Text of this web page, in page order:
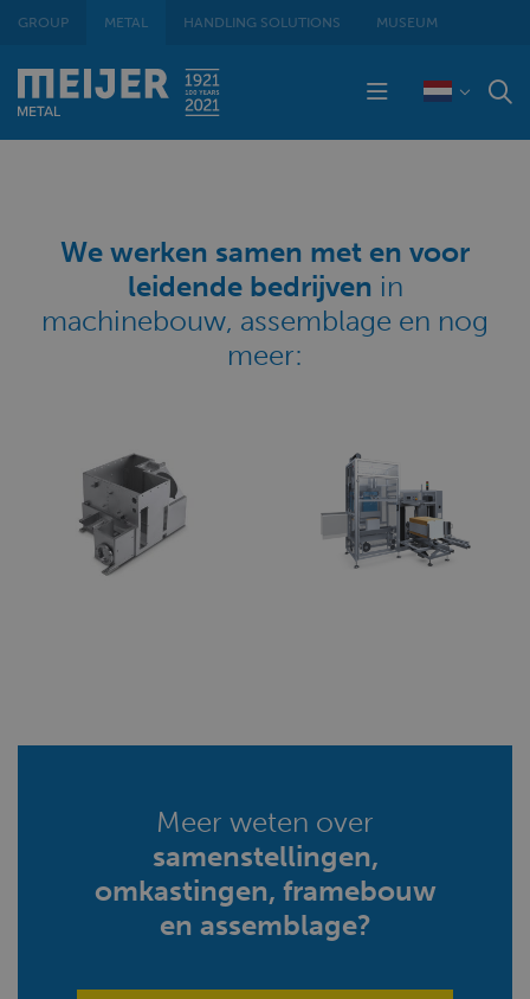
GROUP METAL HANDLING SOLUTIONS MUSEUM
We werken samen met en voor
leidende bedrijven in
machinebouw, assemblage en nog
meer:
Meer weten over
samenstellingen,
omkastingen, framebouw
en assemblage?